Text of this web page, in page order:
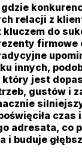
relacji z
do
firmowe
innych,
jest
gustów i
czas
adresata, co
i buduje